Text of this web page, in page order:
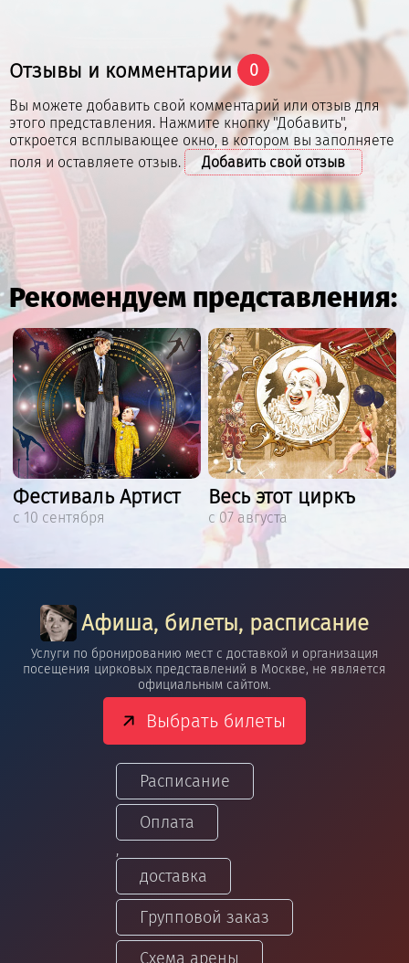
Отзывы и комментарии 0
Вы можете добавить свой комментарий или отзыв для
этого представления. Нажмите кнопку "Добавить",
откроется всплывающее окно, в котором вы заполняете
поля и оставляете отзыв.
Добавить свой отзыв
Рекомендуем представления:
Фестиваль Артист
с 10 сентября
Весь этот циркъ
с 07 августа
Афиша, билеты, расписание
Услуги по бронированию мест с доставкой и организация
посещения цирковых представлений в Москве, не является
официальным сайтом.
Выбрать билеты
Расписание
Оплата
доставка
Групповой заказ
Схема арены